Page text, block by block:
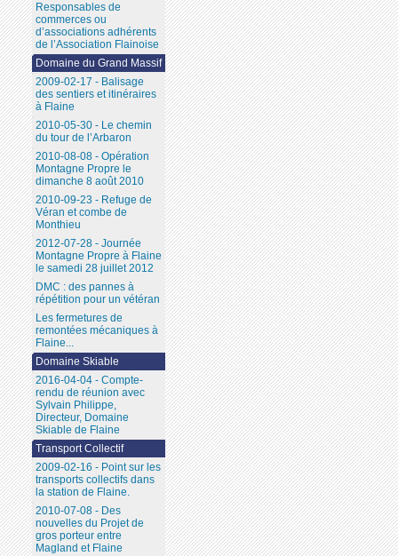
Responsables de
commerces ou
d’associations adhérents
de l’Association Flainoise
Domaine du Grand Massif
2009-02-17 - Balisage
des sentiers et itinéraires
à Flaine
2010-05-30 - Le chemin
du tour de l’Arbaron
2010-08-08 - Opération
Montagne Propre le
dimanche 8 août 2010
2010-09-23 - Refuge de
Véran et combe de
Monthieu
2012-07-28 - Journée
Montagne Propre à Flaine
le samedi 28 juillet 2012
DMC : des pannes à
répétition pour un vétéran
Les fermetures de
remontées mécaniques à
Flaine...
Domaine Skiable
2016-04-04 - Compte-
rendu de réunion avec
Sylvain Philippe,
Directeur, Domaine
Skiable de Flaine
Transport Collectif
2009-02-16 - Point sur les
transports collectifs dans
la station de Flaine.
2010-07-08 - Des
nouvelles du Projet de
gros porteur entre
Magland et Flaine